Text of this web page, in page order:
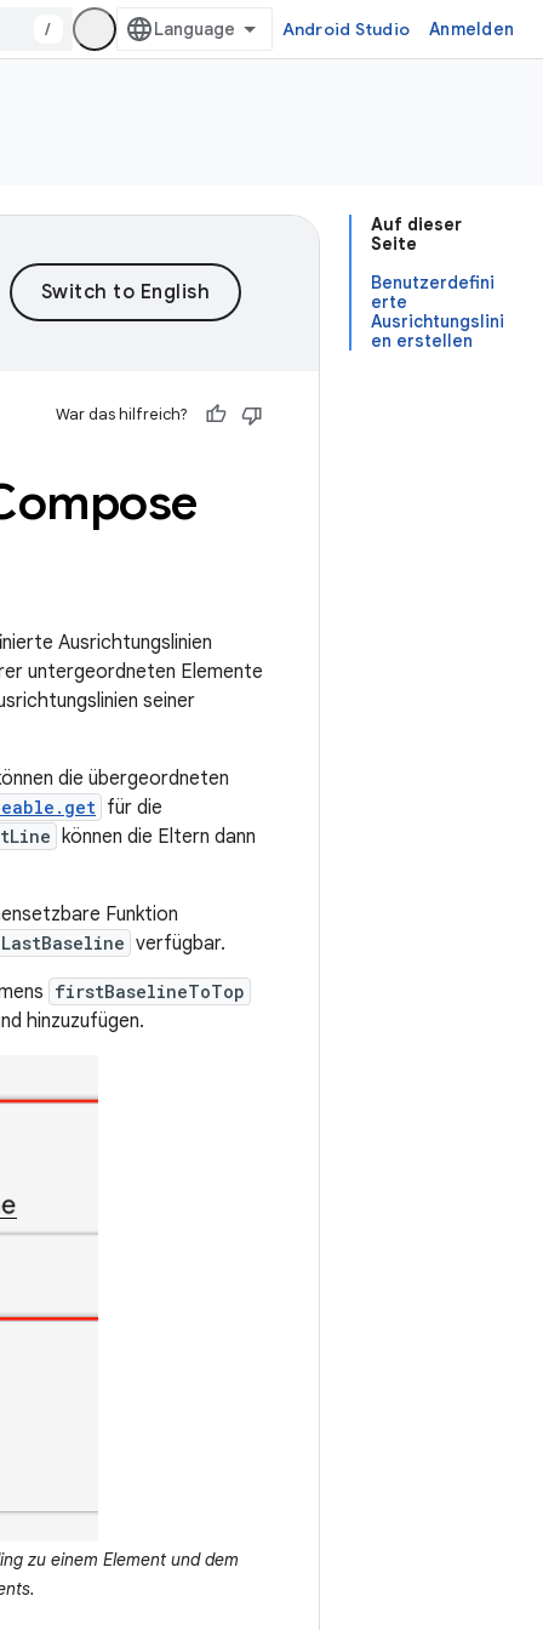
/ Android Studio Anmelden
Auf dieser
Seite
Benutzerdefini
erte
Ausrichtungslini
en erstellen
War das hilfreich?
Ausrichtungslinien
untergeordneten Elemente
seiner
die übergeordneten
für die
können die Eltern dann
Funktion
LastBaseline verfügbar.
firstBaselineToTop
hinzuzufügen.
zu einem Element und dem